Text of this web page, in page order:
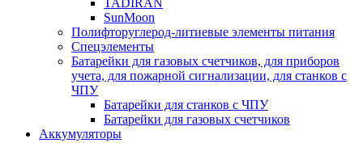
TADIRAN
SunMoon
Полифторуглерод-литиевые элементы питания
Спецэлементы
Батарейки для газовых счетчиков, для приборов
учета, для пожарной сигнализации, для станков с
ЧПУ
Батарейки для станков с ЧПУ
Батарейки для газовых счетчиков
Аккумуляторы